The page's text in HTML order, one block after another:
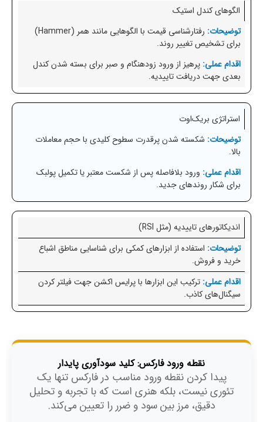
الگوهای کندل استیک
رفتارشناسی قیمت با الگوهایی مانند همر (Hammer)
برای تشخیص تغییر روند.
پرهیز از ورود زودهنگام و صبر برای بسته شدن کندل
بعدی جهت دریافت تاییدیه.
استراتژی بریک‌اوت
شکسته شدن پرقدرت سطوح کلیدی با حجم معاملات
بالا.
ورود بلافاصله پس از شکست معتبر یا تکمیل پولبک
برای شکار روندهای جدید.
اندیکاتورهای تاییدیه (مثل RSI)
استفاده از ابزارهای کمکی برای شناسایی مناطق اشباع
خرید و فروش.
ترکیب این ابزارها با پرایس اکشن جهت فیلتر کردن
سیگنال‌های کاذب.
نقطه ورود فارکس: کلید سودآوری پایدار
پیدا کردن نقطه ورود مناسب در فارکس تنها یک
تئوری نیست، بلکه هنری است که با تجربه و تحلیل
دقیق، مرز بین سود و ضرر را تعیین می‌کند.